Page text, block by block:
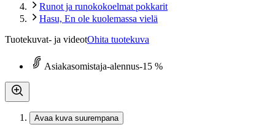
Runot ja runokokoelmat pokkarit
Hasu, En ole kuolemassa vielä
Tuotekuvat- ja videotOhita tuotekuva
Asiakasomistaja-alennus-15 %
Avaa kuva suurempana